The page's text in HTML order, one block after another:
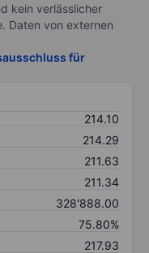
kein verlässlicher
Daten von externen
für
214.10
214.29
211.63
211.34
328'888.00
75.80%
217.93